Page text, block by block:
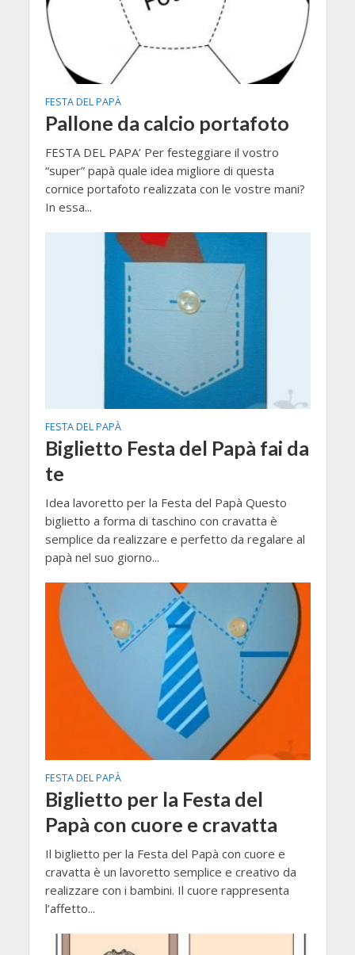
FESTA DEL PAPÀ
Pallone da calcio portafoto
FESTA DEL PAPA’ Per festeggiare il vostro
“super” papà quale idea migliore di questa
cornice portafoto realizzata con le vostre mani?
In essa...
FESTA DEL PAPÀ
Biglietto Festa del Papà fai da
te
Idea lavoretto per la Festa del Papà Questo
biglietto a forma di taschino con cravatta è
semplice da realizzare e perfetto da regalare al
papà nel suo giorno...
FESTA DEL PAPÀ
Biglietto per la Festa del
Papà con cuore e cravatta
Il biglietto per la Festa del Papà con cuore e
cravatta è un lavoretto semplice e creativo da
realizzare con i bambini. Il cuore rappresenta
l’affetto...